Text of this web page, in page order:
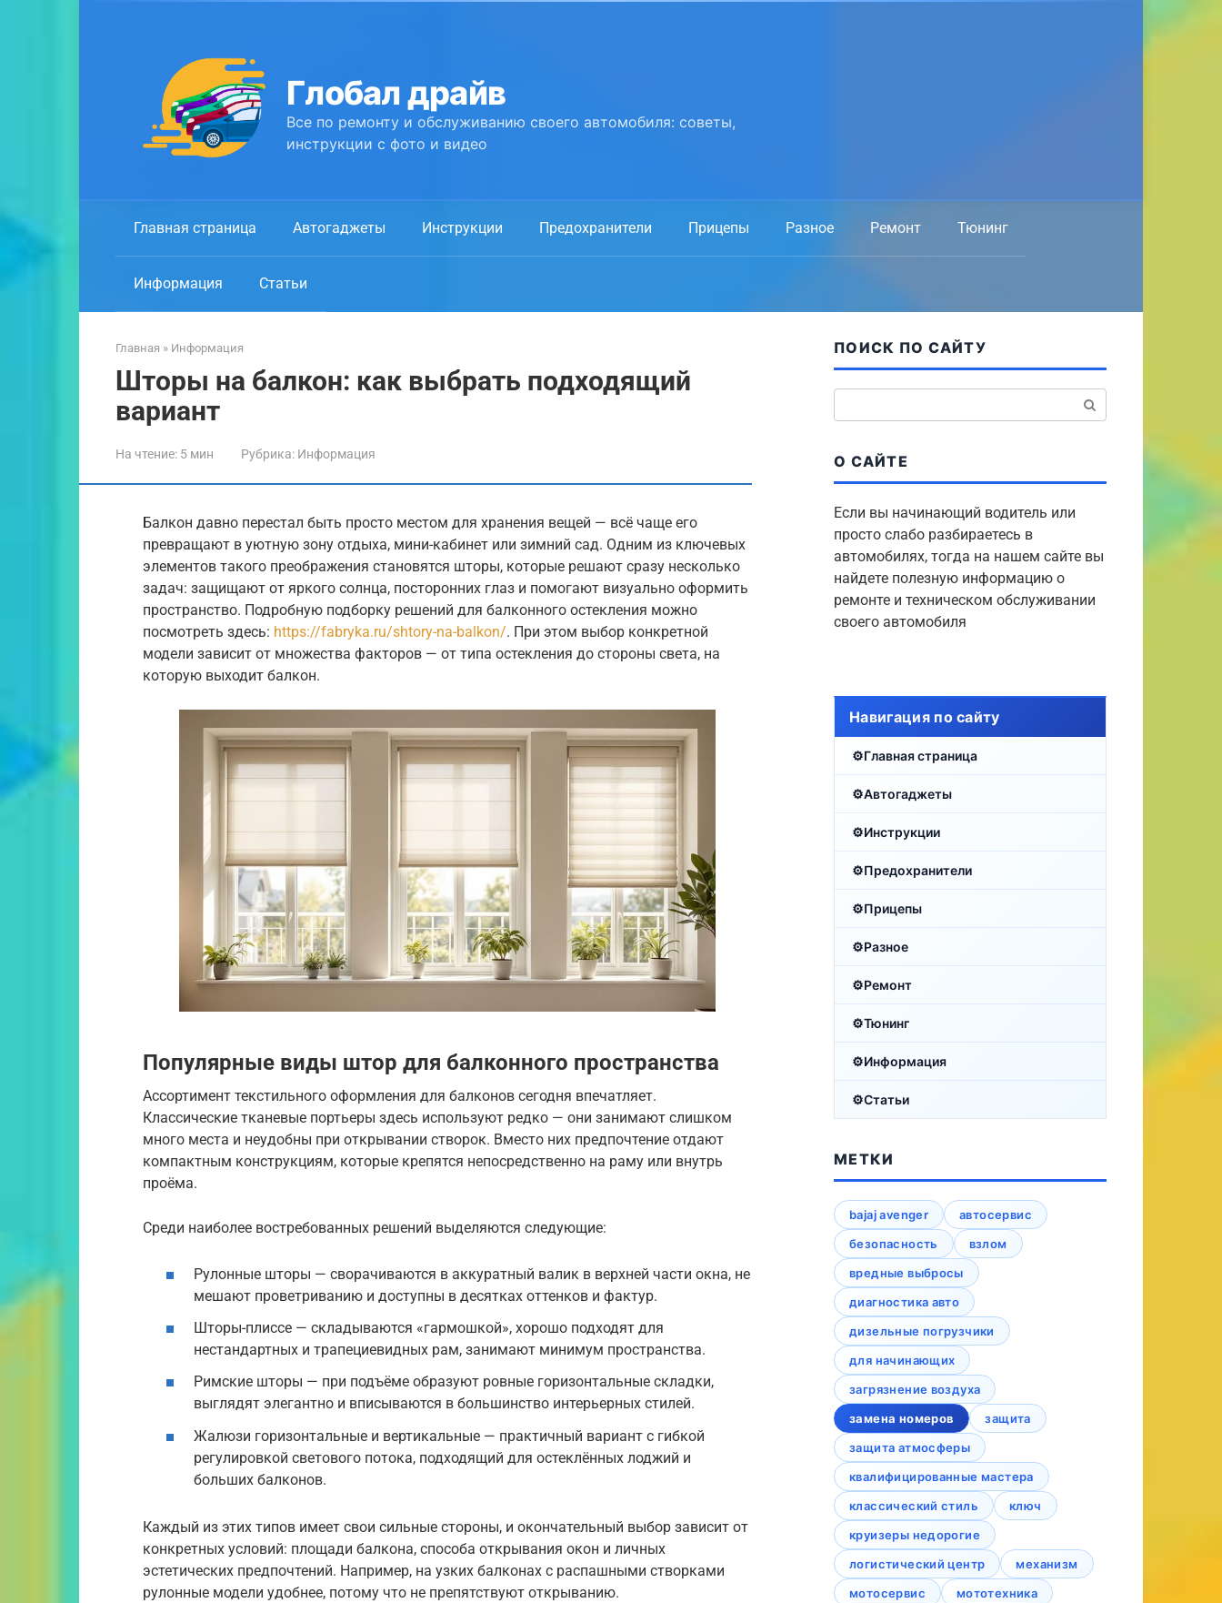
Глобал драйв
Все по ремонту и обслуживанию своего автомобиля: советы,
инструкции с фото и видео
Главная страница Автогаджеты Инструкции Предохранители Прицепы Разное Ремонт Тюнинг
Информация Статьи
Главная » Информация
Шторы на балкон: как выбрать подходящий
вариант
На чтение: 5 мин Рубрика: Информация
Балкон давно перестал быть просто местом для хранения вещей — всё чаще его
превращают в уютную зону отдыха, мини-кабинет или зимний сад. Одним из ключевых
элементов такого преображения становятся шторы, которые решают сразу несколько
задач: защищают от яркого солнца, посторонних глаз и помогают визуально оформить
пространство. Подробную подборку решений для балконного остекления можно
посмотреть здесь: https://fabryka.ru/shtory-na-balkon/. При этом выбор конкретной
модели зависит от множества факторов — от типа остекления до стороны света, на
которую выходит балкон.
Популярные виды штор для балконного пространства
Ассортимент текстильного оформления для балконов сегодня впечатляет.
Классические тканевые портьеры здесь используют редко — они занимают слишком
много места и неудобны при открывании створок. Вместо них предпочтение отдают
компактным конструкциям, которые крепятся непосредственно на раму или внутрь
проёма.
Среди наиболее востребованных решений выделяются следующие:
Рулонные шторы — сворачиваются в аккуратный валик в верхней части окна, не
мешают проветриванию и доступны в десятках оттенков и фактур.
Шторы-плиссе — складываются «гармошкой», хорошо подходят для
нестандартных и трапециевидных рам, занимают минимум пространства.
Римские шторы — при подъёме образуют ровные горизонтальные складки,
выглядят элегантно и вписываются в большинство интерьерных стилей.
Жалюзи горизонтальные и вертикальные — практичный вариант с гибкой
регулировкой светового потока, подходящий для остеклённых лоджий и
больших балконов.
Каждый из этих типов имеет свои сильные стороны, и окончательный выбор зависит от
конкретных условий: площади балкона, способа открывания окон и личных
эстетических предпочтений. Например, на узких балконах с распашными створками
рулонные модели удобнее, потому что не препятствуют открыванию.
ПОИСК ПО САЙТУ
О САЙТЕ
Если вы начинающий водитель или
просто слабо разбираетесь в
автомобилях, тогда на нашем сайте вы
найдете полезную информацию о
ремонте и техническом обслуживании
своего автомобиля
Навигация по сайту
Главная страница
Автогаджеты
Инструкции
Предохранители
Прицепы
Разное
Ремонт
Тюнинг
Информация
Статьи
МЕТКИ
bajaj avenger
автосервис
безопасность
взлом
вредные выбросы
диагностика авто
дизельные погрузчики
для начинающих
загрязнение воздуха
замена номеров
защита
защита атмосферы
квалифицированные мастера
классический стиль
ключ
круизеры недорогие
логистический центр
механизм
мотосервис
мототехника